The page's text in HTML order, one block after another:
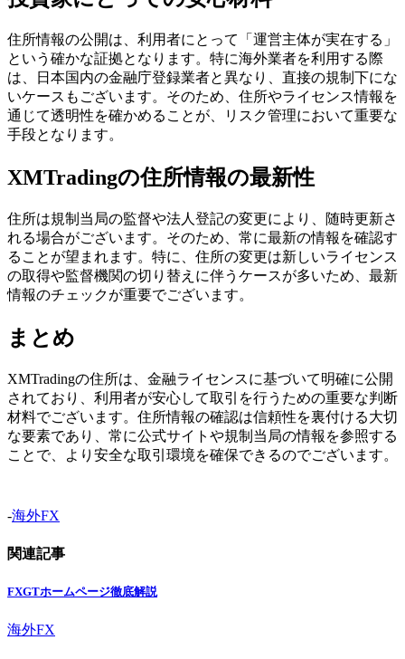
住所情報の公開は、利用者にとって「運営主体が実在する」
という確かな証拠となります。特に海外業者を利用する際
は、日本国内の金融庁登録業者と異なり、直接の規制下にな
いケースもございます。そのため、住所やライセンス情報を
通じて透明性を確かめることが、リスク管理において重要な
手段となります。
XMTradingの住所情報の最新性
住所は規制当局の監督や法人登記の変更により、随時更新さ
れる場合がございます。そのため、常に最新の情報を確認す
ることが望まれます。特に、住所の変更は新しいライセンス
の取得や監督機関の切り替えに伴うケースが多いため、最新
情報のチェックが重要でございます。
まとめ
XMTradingの住所は、金融ライセンスに基づいて明確に公開
されており、利用者が安心して取引を行うための重要な判断
材料でございます。住所情報の確認は信頼性を裏付ける大切
な要素であり、常に公式サイトや規制当局の情報を参照する
ことで、より安全な取引環境を確保できるのでございます。
-海外FX
関連記事
FXGTホームページ徹底解説
海外FX